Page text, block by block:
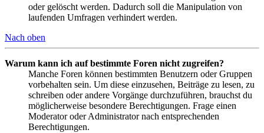
oder gelöscht werden. Dadurch soll die Manipulation von
laufenden Umfragen verhindert werden.
Nach oben
Warum kann ich auf bestimmte Foren nicht zugreifen?
Manche Foren können bestimmten Benutzern oder Gruppen
vorbehalten sein. Um diese einzusehen, Beiträge zu lesen, zu
schreiben oder andere Vorgänge durchzuführen, brauchst du
möglicherweise besondere Berechtigungen. Frage einen
Moderator oder Administrator nach entsprechenden
Berechtigungen.